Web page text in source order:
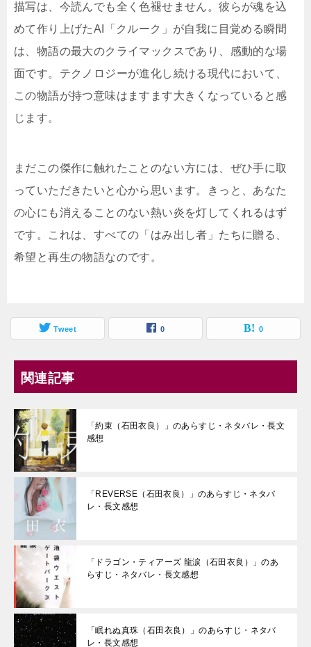
描写は、今読んでも全く色褪せません。彼らが魂を込
めて作り上げたAI「クルーク」が自我に目覚める瞬間
は、物語の最大のクライマックスであり、感動的な場
面です。テクノロジーが進化し続ける現代において、
この物語が持つ意味はますます大きくなっていると感
じます。
まだこの傑作に触れたことのない方には、ぜひ手に取
っていただきたいと心から思います。きっと、あなた
の心にも消えることのない熱い炎を灯してくれるはず
です。これは、すべての「はみ出し者」たちに贈る、
希望と再生の物語なのです。
Tweet 0 0
関連記事
「約束（石田衣良）」のあらすじ・ネタバレ・長文
感想
「REVERSE（石田衣良）」のあらすじ・ネタバ
レ・長文感想
「ドラゴン・ティアーズ 龍涙（石田衣良）」のあ
らすじ・ネタバレ・長文感想
「眠れぬ真珠（石田衣良）」のあらすじ・ネタバ
レ・長文感想